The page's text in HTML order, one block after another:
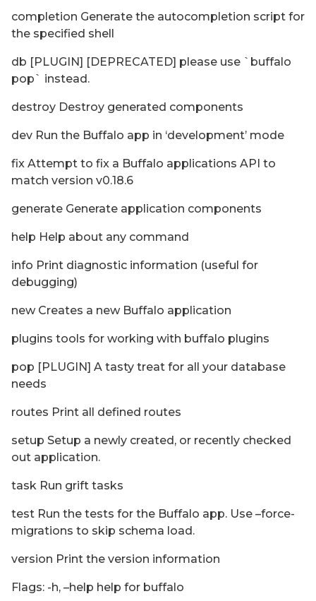
completion Generate the autocompletion script for
the specified shell
db [PLUGIN] [DEPRECATED] please use `buffalo
pop` instead.
destroy Destroy generated components
dev Run the Buffalo app in ‘development’ mode
fix Attempt to fix a Buffalo applications API to
match version v0.18.6
generate Generate application components
help Help about any command
info Print diagnostic information (useful for
debugging)
new Creates a new Buffalo application
plugins tools for working with buffalo plugins
pop [PLUGIN] A tasty treat for all your database
needs
routes Print all defined routes
setup Setup a newly created, or recently checked
out application.
task Run grift tasks
test Run the tests for the Buffalo app. Use –force-
migrations to skip schema load.
version Print the version information
Flags: -h, –help help for buffalo